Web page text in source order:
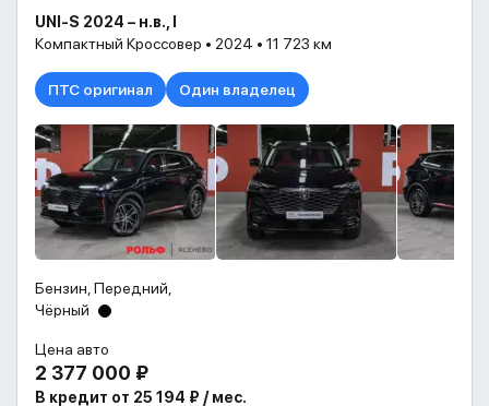
UNI-S 2024 – н.в., I
Компактный Кроссовер • 2024 • 11 723 км
ПТС оригинал Один владелец
Бензин, Передний,
Чёрный
Цена авто
2 377 000 ₽
В кредит от 25 194 ₽ / мес.